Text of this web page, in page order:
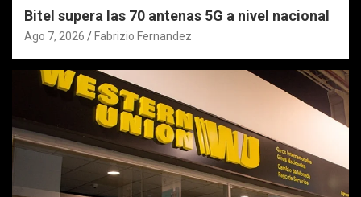
Bitel supera las 70 antenas 5G a nivel nacional
Ago 7, 2026 Fabrizio Fernandez